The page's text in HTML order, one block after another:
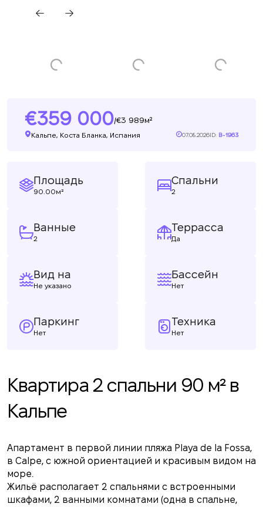
359 000/ 3 989м²
Кальпе, Коста Бланка, Испания 07.08.2026ID: B-1963
Площадь
90.00м²
Спальни
2
Ванные
2
Террасса
Да
Вид на
Не указано
Бассейн
Нет
Паркинг
Нет
Техника
Нет
Квартира 2 спальни 90 м² в
Кальпе
Апартамент в первой линии пляжа Playa de la Fossa,
в Calpe, с южной ориентацией и красивым видом на
море.
Жильё располагает 2 спальнями с встроенными
шкафами, 2 ванными комнатами (одна в спальне,